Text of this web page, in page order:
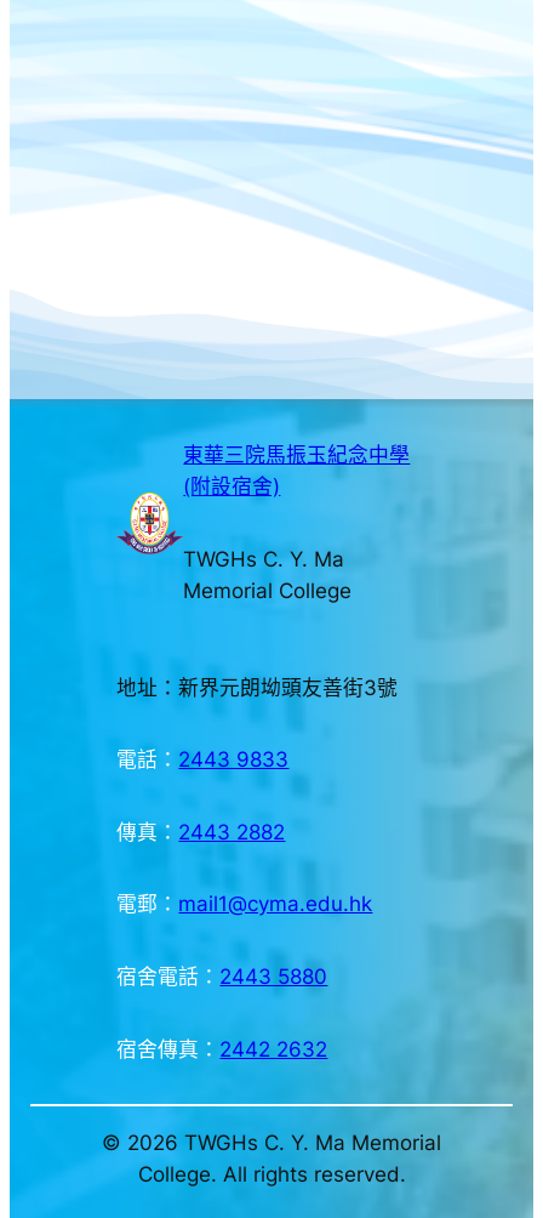
東華三院馬振玉紀念中學
(附設宿舍)
TWGHs C. Y. Ma
Memorial College
地址：新界元朗坳頭友善街3號
電話： 2443 9833
傳真： 2443 2882
電郵： mail1@cyma.edu.hk
宿舍電話： 2443 5880
宿舍傳真： 2442 2632
© 2026 TWGHs C. Y. Ma Memorial
College. All rights reserved.